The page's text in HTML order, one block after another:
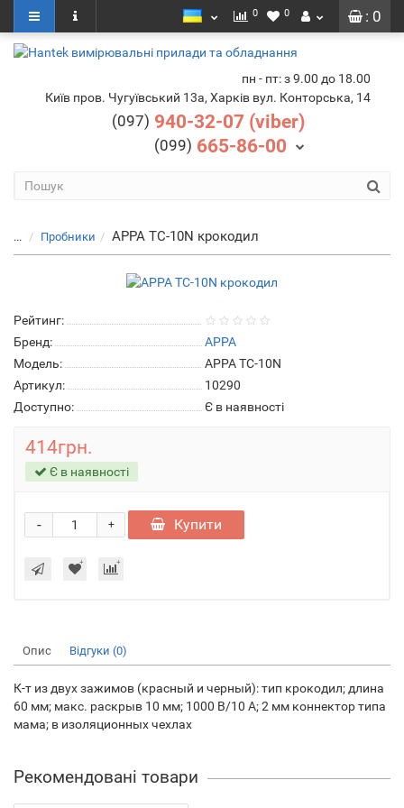
: 0
0 0
пн - пт: з 9.00 до 18.00
Київ пров. Чугуївський 13а, Харків вул. Конторська, 14
(097) 940-32-07 (viber)
(099) 665-86-00
... Пробники APPA TC-10N крокодил
Рейтинг:
Бренд:
APPA
Модель:
APPA TC-10N
Артикул:
10290
Доступно:
Є в наявності
414грн.
Є в наявності
+
- Купити
Опис Відгуки (0)
К-т из двух зажимов (красный и черный): тип крокодил; длина
60 мм; макс. раскрыв 10 мм; 1000 В/10 А; 2 мм коннектор типа
мама; в изоляционных чехлах
Рекомендовані товари